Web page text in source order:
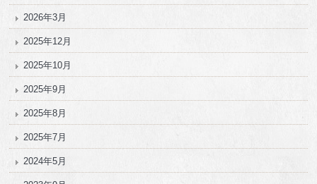
2026年3月
2025年12月
2025年10月
2025年9月
2025年8月
2025年7月
2024年5月